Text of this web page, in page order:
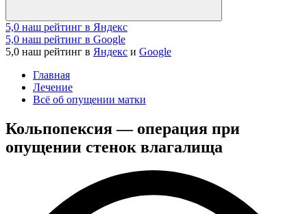
5,0 наш рейтинг в Яндекс
5,0 наш рейтинг в Google
5,0 наш рейтинг в Яндекс и Google
Главная
Лечение
Всё об опущении матки
Кольпопексия — операция при
опущении стенок влагалища